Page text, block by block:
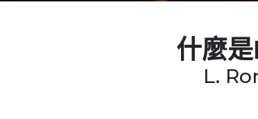
什麼是
L.